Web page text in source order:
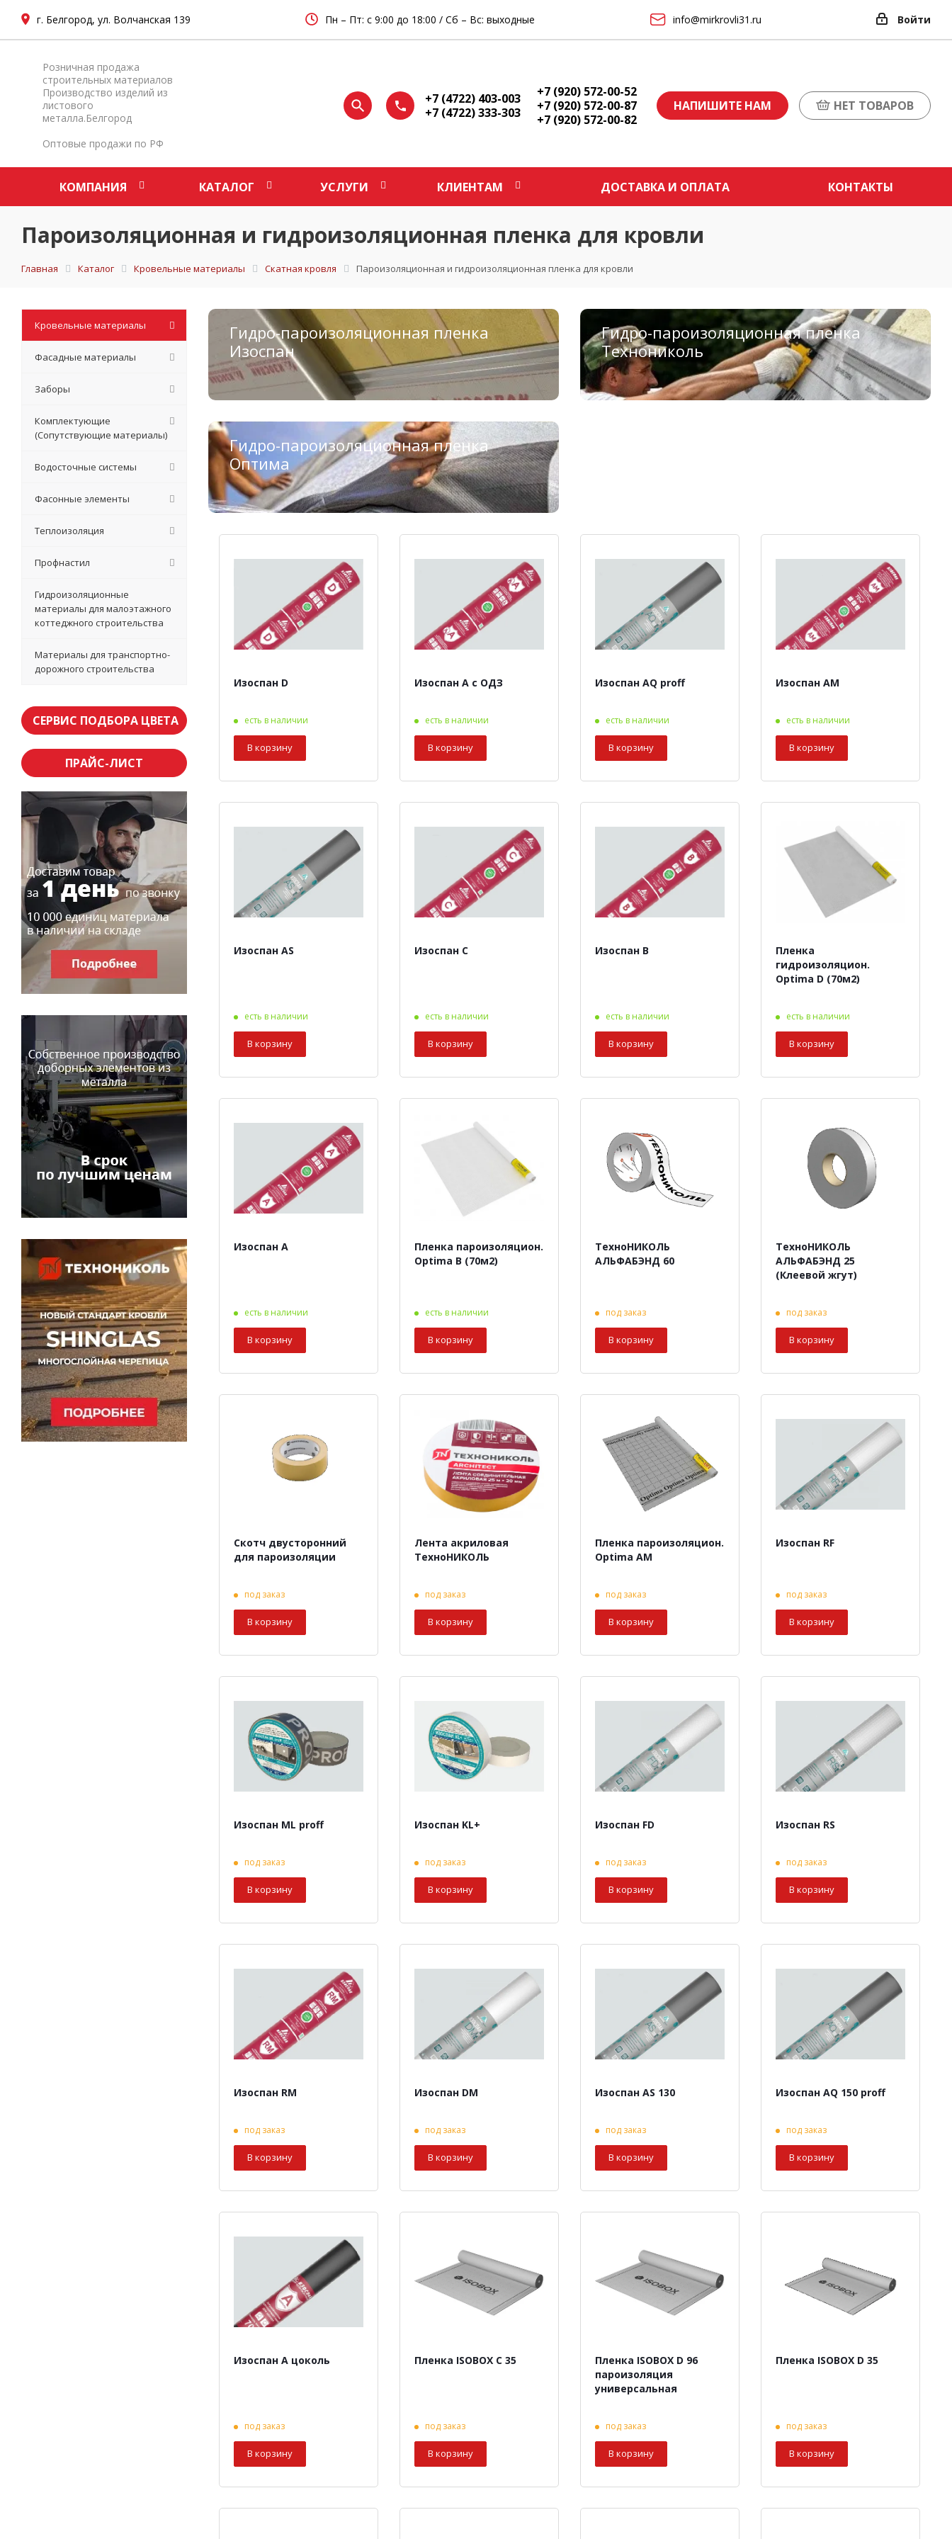
г. Белгород, ул. Волчанская 139 Пн – Пт: с 9:00 до 18:00 / Сб – Вс: выходные info@mirkrovli31.ru Войти
Розничная продажа
строительных материалов
Производство изделий из
листового
металла.Белгород
Оптовые продажи по РФ
+7 (4722) 403-003
+7 (4722) 333-303
+7 (920) 572-00-52
+7 (920) 572-00-87
+7 (920) 572-00-82
НАПИШИТЕ НАМ НЕТ ТОВАРОВ
КОМПАНИЯ КАТАЛОГ УСЛУГИ КЛИЕНТАМ ДОСТАВКА И ОПЛАТА КОНТАКТЫ
Пароизоляционная и гидроизоляционная пленка для кровли
Главная Каталог Кровельные материалы Скатная кровля Пароизоляционная и гидроизоляционная пленка для кровли
Гидро-пароизоляционная пленка
Изоспан
Гидро-пароизоляционная пленка
Технониколь
Гидро-пароизоляционная пленка
Оптима
Изоспан D
есть в наличии
В корзину
Изоспан A с ОДЗ
есть в наличии
В корзину
Изоспан AQ proff
есть в наличии
В корзину
Изоспан АМ
есть в наличии
В корзину
Изоспан AS
есть в наличии
В корзину
Изоспан C
есть в наличии
В корзину
Изоспан B
есть в наличии
В корзину
Пленка
гидроизоляцион.
Optima D (70м2)
есть в наличии
В корзину
Изоспан A
есть в наличии
В корзину
Пленка пароизоляцион.
Optima В (70м2)
есть в наличии
В корзину
ТехноНИКОЛЬ
АЛЬФАБЭНД 60
под заказ
В корзину
ТехноНИКОЛЬ
АЛЬФАБЭНД 25
(Клеевой жгут)
под заказ
В корзину
Скотч двусторонний
для пароизоляции
под заказ
В корзину
Лента акриловая
ТехноНИКОЛЬ
под заказ
В корзину
Пленка пароизоляцион.
Optima AM
под заказ
В корзину
Изоспан RF
под заказ
В корзину
Изоспан ML proff
под заказ
В корзину
Изоспан KL+
под заказ
В корзину
Изоспан FD
под заказ
В корзину
Изоспан RS
под заказ
В корзину
Изоспан RM
под заказ
В корзину
Изоспан DM
под заказ
В корзину
Изоспан AS 130
под заказ
В корзину
Изоспан AQ 150 proff
под заказ
В корзину
Изоспан A цоколь
под заказ
В корзину
Пленка ISOBOX С 35
под заказ
В корзину
Пленка ISOBOX D 96
пароизоляция
универсальная
под заказ
В корзину
Пленка ISOBOX D 35
под заказ
В корзину
Кровельные материалы
Фасадные материалы
Заборы
Комплектующие
(Сопутствующие материалы)
Водосточные системы
Фасонные элементы
Теплоизоляция
Профнастил
Гидроизоляционные
материалы для малоэтажного
коттеджного строительства
Материалы для транспортно-
дорожного строительства
СЕРВИС ПОДБОРА ЦВЕТА
ПРАЙС-ЛИСТ